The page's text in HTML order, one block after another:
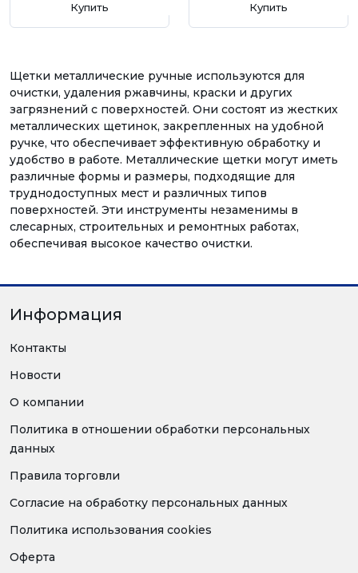
Купить Купить
Щетки металлические ручные используются для
очистки, удаления ржавчины, краски и других
загрязнений с поверхностей. Они состоят из жестких
металлических щетинок, закрепленных на удобной
ручке, что обеспечивает эффективную обработку и
удобство в работе. Металлические щетки могут иметь
различные формы и размеры, подходящие для
труднодоступных мест и различных типов
поверхностей. Эти инструменты незаменимы в
слесарных, строительных и ремонтных работах,
обеспечивая высокое качество очистки.
Информация
Контакты
Новости
О компании
Политика в отношении обработки персональных
данных
Правила торговли
Согласие на обработку персональных данных
Политика использования cookies
Оферта